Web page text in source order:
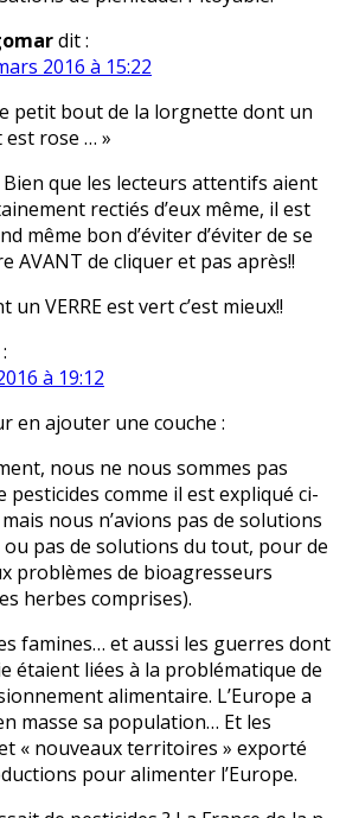
dit :
2016 à 15:22
petit bout de la lorgnette dont un
est rose … »
Bien que les lecteurs attentifs aient
rectifiés d’eux même, il est
même bon d’éviter d’éviter de se
AVANT de cliquer et pas après!!
un VERRE est vert c’est mieux!!
à 19:12
en ajouter une couche :
nous ne nous sommes pas
pesticides comme il est expliqué ci-
nous n’avions pas de solutions
ou pas de solutions du tout, pour de
problèmes de bioagresseurs
herbes comprises).
famines… et aussi les guerres dont
étaient liées à la problématique de
alimentaire. L’Europe a
masse sa population… Et les
« nouveaux territoires » exporté
pour alimenter l’Europe.